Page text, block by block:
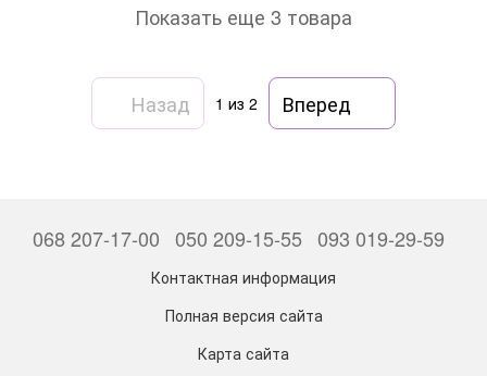
Показать еще 3 товара
Назад 1 из 2 Вперед
068 207-17-00 050 209-15-55 093 019-29-59
Контактная информация
Полная версия сайта
Карта сайта